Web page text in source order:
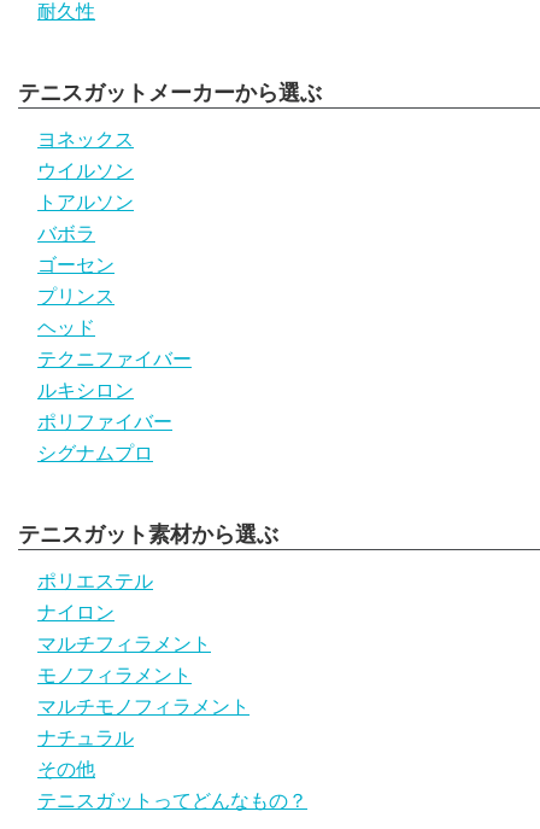
耐久性
テニスガットメーカーから選ぶ
ヨネックス
ウイルソン
トアルソン
バボラ
ゴーセン
プリンス
ヘッド
テクニファイバー
ルキシロン
ポリファイバー
シグナムプロ
テニスガット素材から選ぶ
ポリエステル
ナイロン
マルチフィラメント
モノフィラメント
マルチモノフィラメント
ナチュラル
その他
テニスガットってどんなもの？